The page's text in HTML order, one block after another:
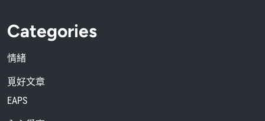
Categories
情緒
覓好文章
EAPS